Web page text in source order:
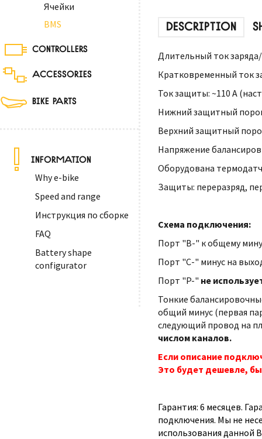
Ячейки
BMS
CONTROLLERS
ACCESSORIES
BIKE PARTS
INFORMATION
Why e-bike
Speed and range
Инструкция по сборке
FAQ
Battery shape
configurator
DESCRIPTION
Длительный ток заряда/
Кратковременный ток
Ток защиты: ~110 А
Нижний защитный
Верхний защитный
Напряжение
Оборудована
Защиты: переразряд,
Схема подключения:
Порт "B-" к общему
Порт "С-" минус на
Порт "P-" не
Тонкие
общий минус (первая
следующий провод на
числом каналов.
Если описание
Это будет дешевле,
Гарантия: 6 месяцев.
подключения. Мы не
использования данной